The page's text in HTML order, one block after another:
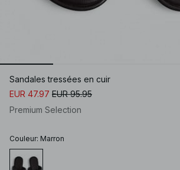
Sandales tressées en cuir
EUR 47.97 EUR 95.95
Premium Selection
Couleur: Marron